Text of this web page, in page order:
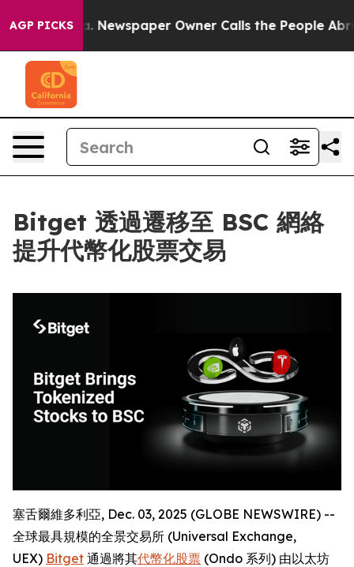
AGP PICKSNewspaper Owner Calls the People
Bitget 透過遷移至 BSC 網絡
提升代幣化股票交易
塞舌爾維多利亞, Dec. 03, 2025 (GLOBE NEWSWIRE) --
全球最具規模的全景交易所 (Universal Exchange,
UEX) Bitget 通過將其代幣化股票 (Ondo 系列) 由以太坊